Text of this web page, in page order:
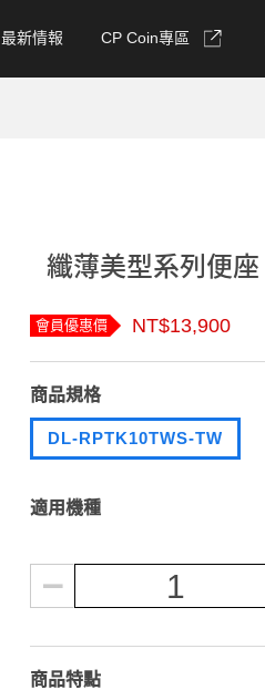
最新情報 CP Coin專區
纖薄美型系列便
會員優惠價 NT$13,900
商品規格
DL-RPTK10TWS-TW
適用機種
1
商品特點